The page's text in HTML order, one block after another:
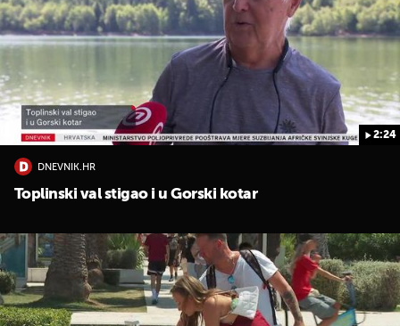
2:24
DNEVNIK.HR
Toplinski val stigao i u Gorski kotar